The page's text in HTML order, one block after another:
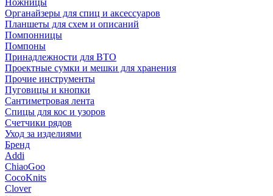
Ножницы
Органайзеры для спиц и аксессуаров
Планшеты для схем и описаний
Помпонницы
Помпоны
Принадлежности для ВТО
Проектные сумки и мешки для хранения
Прочие инструменты
Пуговицы и кнопки
Сантиметровая лента
Спицы для кос и узоров
Счетчики рядов
Уход за изделиями
Бренд
Addi
ChiaoGoo
CocoKnits
Clover